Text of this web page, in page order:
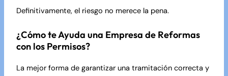
Definitivamente, el riesgo no merece la pena.
¿Cómo te Ayuda una Empresa de Reformas
con los Permisos?
La mejor forma de garantizar una tramitación correcta y